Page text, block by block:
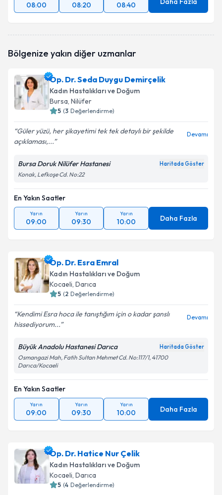
08:00 08:20 08:40
Bölgenize yakın diğer uzmanlar
Op. Dr. Seda Duygu Demirçelik
Kadın Hastalıkları ve Doğum
Bursa, Nilüfer
5 (3 Değerlendirme)
Güler yüzü, her şikayetimi tek tek detaylı bir şekilde
açıklaması,...
Devamı
Bursa Doruk Nilüfer Hastanesi Haritada Göster
Konak, Lefkoşe Cd. No:22
En Yakın Saatler
Yarın
09:00
Yarın
09:30
Yarın
10:00 Daha Fazla
Op. Dr. Esra Emral
Kadın Hastalıkları ve Doğum
Kocaeli, Darıca
5 (2 Değerlendirme)
Kendimi Esra hoca ile tanıştığım için o kadar şanslı
hissediyorum...
Devamı
Büyük Anadolu Hastanesi Darıca Haritada Göster
Osmangazi Mah, Fatih Sultan Mehmet Cd. No:117/1, 41700
Darıca/Kocaeli
En Yakın Saatler
Yarın
09:00
Yarın
09:30
Yarın
10:00 Daha Fazla
Op. Dr. Hatice Nur Çelik
Kadın Hastalıkları ve Doğum
Kocaeli, Darıca
5 (4 Değerlendirme)